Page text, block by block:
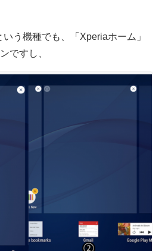
う機種でも、「Xperiaホーム」
ですし、